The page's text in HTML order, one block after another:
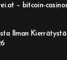
– bitcoin-
Ilman